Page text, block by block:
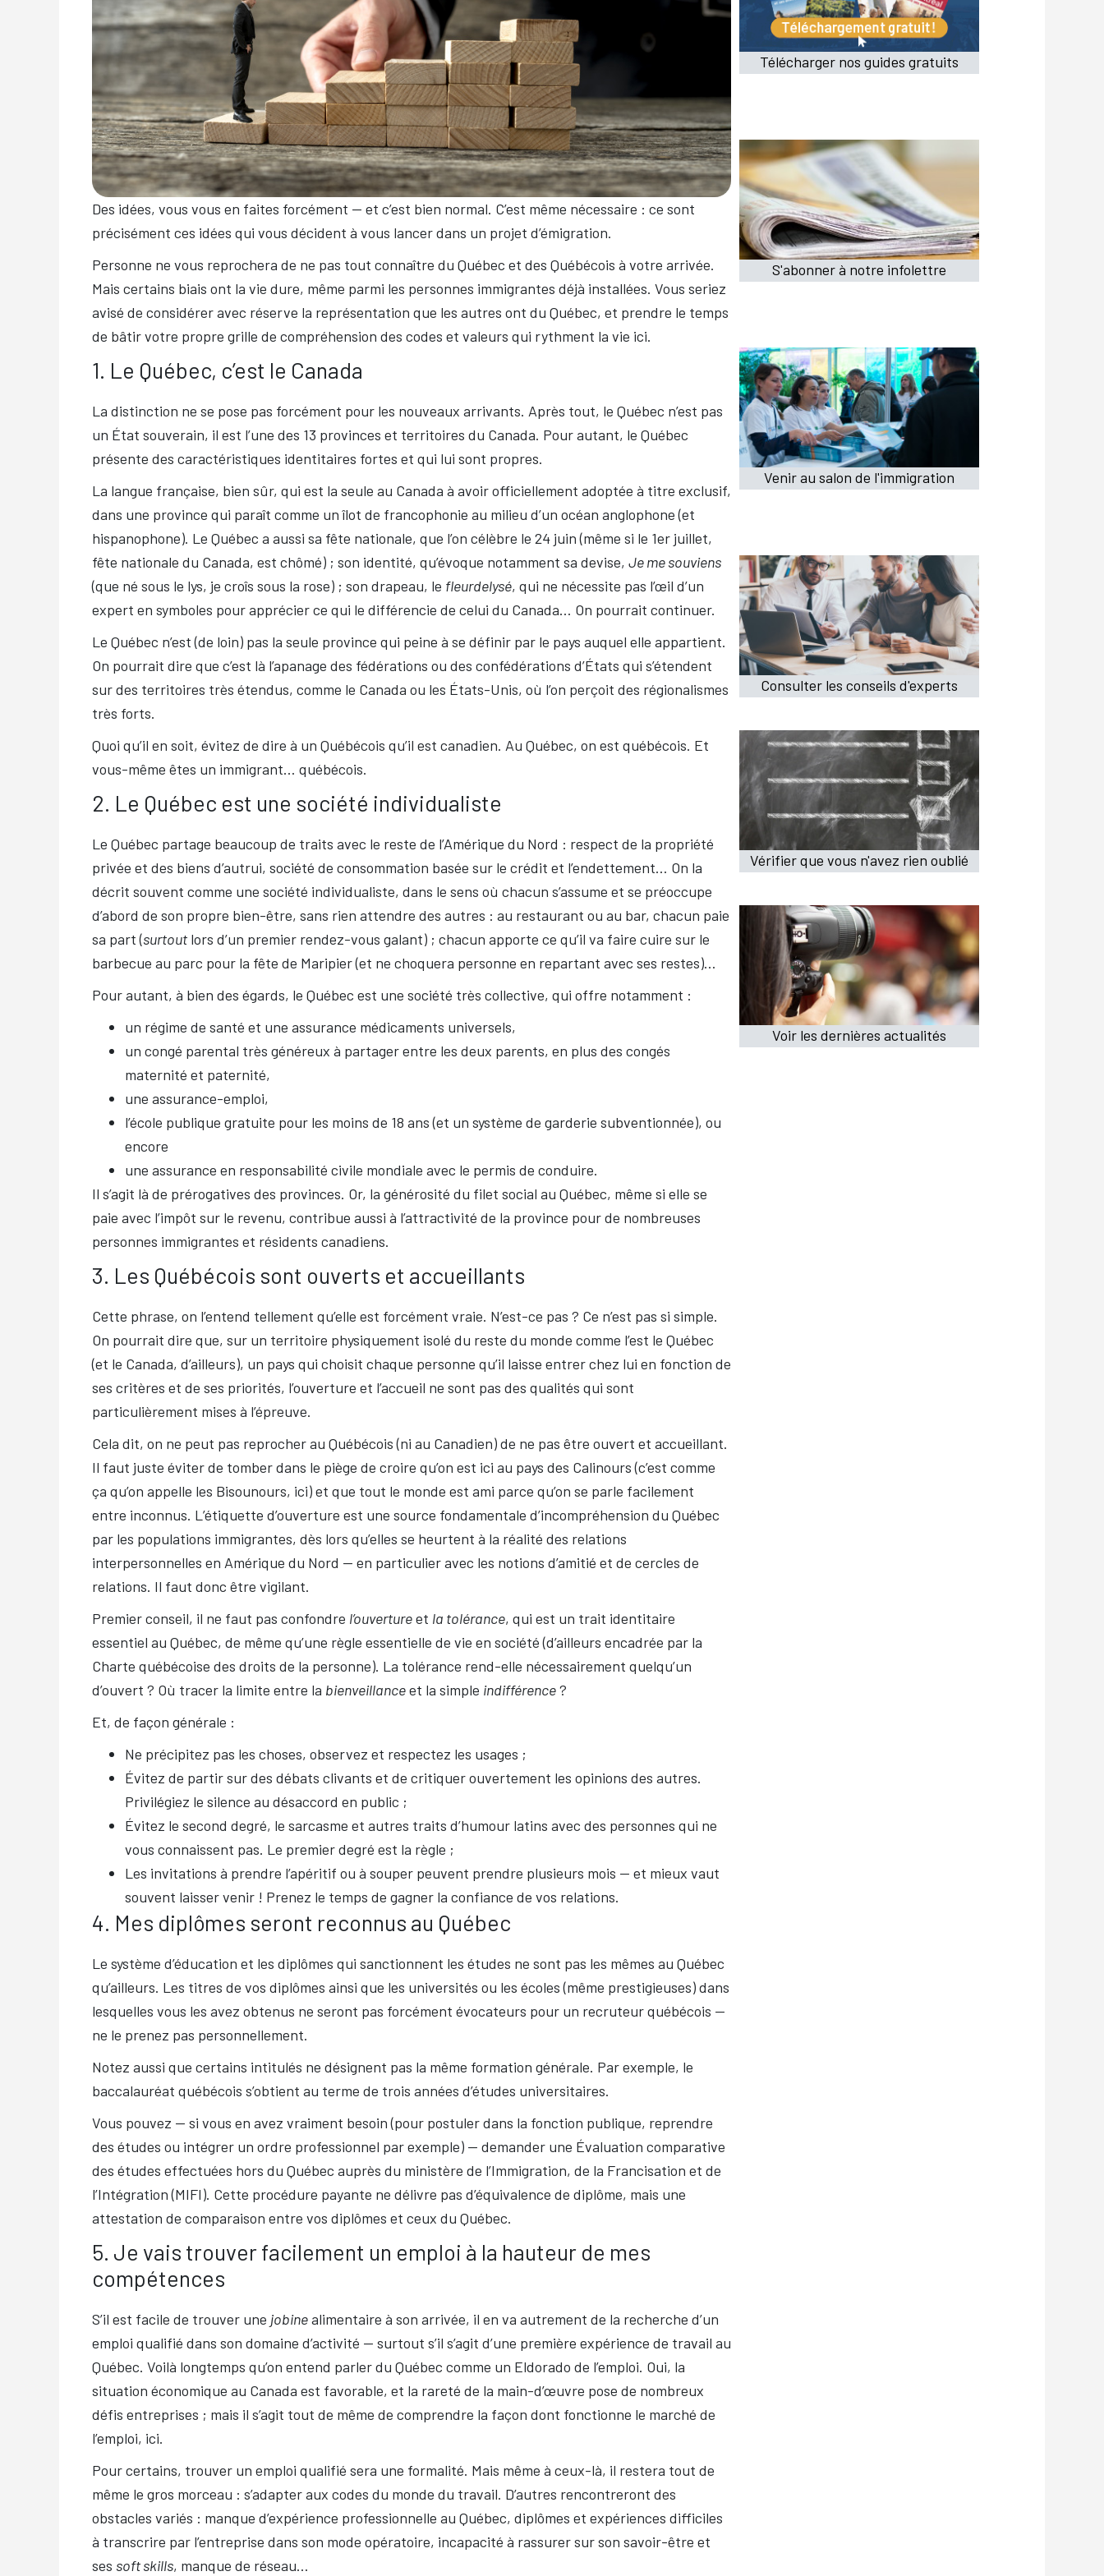
Des idées, vous vous en faites forcément — et c’est bien normal. C’est même nécessaire : ce sont
précisément ces idées qui vous décident à vous lancer dans un projet d’émigration.
Personne ne vous reprochera de ne pas tout connaître du Québec et des Québécois à votre arrivée.
Mais certains biais ont la vie dure, même parmi les personnes immigrantes déjà installées. Vous seriez
avisé de considérer avec réserve la représentation que les autres ont du Québec, et prendre le temps
de bâtir votre propre grille de compréhension des codes et valeurs qui rythment la vie ici.
1. Le Québec, c’est le Canada
La distinction ne se pose pas forcément pour les nouveaux arrivants. Après tout, le Québec n’est pas
un État souverain, il est l’une des 13 provinces et territoires du Canada. Pour autant, le Québec
présente des caractéristiques identitaires fortes et qui lui sont propres.
La langue française, bien sûr, qui est la seule au Canada à avoir officiellement adoptée à titre exclusif,
dans une province qui paraît comme un îlot de francophonie au milieu d’un océan anglophone (et
hispanophone). Le Québec a aussi sa fête nationale, que l’on célèbre le 24 juin (même si le 1er juillet,
fête nationale du Canada, est chômé) ; son identité, qu’évoque notamment sa devise, Je me souviens
(que né sous le lys, je croîs sous la rose) ; son drapeau, le fleurdelysé, qui ne nécessite pas l’œil d’un
expert en symboles pour apprécier ce qui le différencie de celui du Canada… On pourrait continuer.
Le Québec n’est (de loin) pas la seule province qui peine à se définir par le pays auquel elle appartient.
On pourrait dire que c’est là l’apanage des fédérations ou des confédérations d’États qui s’étendent
sur des territoires très étendus, comme le Canada ou les États-Unis, où l’on perçoit des régionalismes
très forts.
Quoi qu’il en soit, évitez de dire à un Québécois qu’il est canadien. Au Québec, on est québécois. Et
vous-même êtes un immigrant… québécois.
2. Le Québec est une société individualiste
Le Québec partage beaucoup de traits avec le reste de l’Amérique du Nord : respect de la propriété
privée et des biens d’autrui, société de consommation basée sur le crédit et l’endettement… On la
décrit souvent comme une société individualiste, dans le sens où chacun s’assume et se préoccupe
d’abord de son propre bien-être, sans rien attendre des autres : au restaurant ou au bar, chacun paie
sa part (surtout lors d’un premier rendez-vous galant) ; chacun apporte ce qu’il va faire cuire sur le
barbecue au parc pour la fête de Maripier (et ne choquera personne en repartant avec ses restes)…
Pour autant, à bien des égards, le Québec est une société très collective, qui offre notamment :
un régime de santé et une assurance médicaments universels,
un congé parental très généreux à partager entre les deux parents, en plus des congés
maternité et paternité,
une assurance-emploi,
l’école publique gratuite pour les moins de 18 ans (et un système de garderie subventionnée), ou
encore
une assurance en responsabilité civile mondiale avec le permis de conduire.
Il s’agit là de prérogatives des provinces. Or, la générosité du filet social au Québec, même si elle se
paie avec l’impôt sur le revenu, contribue aussi à l’attractivité de la province pour de nombreuses
personnes immigrantes et résidents canadiens.
3. Les Québécois sont ouverts et accueillants
Cette phrase, on l’entend tellement qu’elle est forcément vraie. N’est-ce pas ? Ce n’est pas si simple.
On pourrait dire que, sur un territoire physiquement isolé du reste du monde comme l’est le Québec
(et le Canada, d’ailleurs), un pays qui choisit chaque personne qu’il laisse entrer chez lui en fonction de
ses critères et de ses priorités, l’ouverture et l’accueil ne sont pas des qualités qui sont
particulièrement mises à l’épreuve.
Cela dit, on ne peut pas reprocher au Québécois (ni au Canadien) de ne pas être ouvert et accueillant.
Il faut juste éviter de tomber dans le piège de croire qu’on est ici au pays des Calinours (c’est comme
ça qu’on appelle les Bisounours, ici) et que tout le monde est ami parce qu’on se parle facilement
entre inconnus. L’étiquette d’ouverture est une source fondamentale d’incompréhension du Québec
par les populations immigrantes, dès lors qu’elles se heurtent à la réalité des relations
interpersonnelles en Amérique du Nord — en particulier avec les notions d’amitié et de cercles de
relations. Il faut donc être vigilant.
Premier conseil, il ne faut pas confondre l’ouvertureet la tolérance, qui est un trait identitaire
essentiel au Québec, de même qu’une règle essentielle de vie en société (d’ailleurs encadrée par la
Charte québécoise des droits de la personne). La tolérance rend-elle nécessairement quelqu’un
d’ouvert ? Où tracer la limite entre la bienveillanceet la simple indifférence?
Et, de façon générale :
Ne précipitez pas les choses, observez et respectez les usages ;
Évitez de partir sur des débats clivants et de critiquer ouvertement les opinions des autres.
Privilégiez le silence au désaccord en public ;
Évitez le second degré, le sarcasme et autres traits d’humour latins avec des personnes qui ne
vous connaissent pas. Le premier degré est la règle ;
Les invitations à prendre l’apéritif ou à souper peuvent prendre plusieurs mois — et mieux vaut
souvent laisser venir ! Prenez le temps de gagner la confiance de vos relations.
4. Mes diplômes seront reconnus au Québec
Le système d’éducation et les diplômes qui sanctionnent les études ne sont pas les mêmes au Québec
qu’ailleurs. Les titres de vos diplômes ainsi que les universités ou les écoles (même prestigieuses) dans
lesquelles vous les avez obtenus ne seront pas forcément évocateurs pour un recruteur québécois —
ne le prenez pas personnellement.
Notez aussi que certains intitulés ne désignent pas la même formation générale. Par exemple, le
baccalauréat québécois s’obtient au terme de trois années d’études universitaires.
Vous pouvez — si vous en avez vraiment besoin (pour postuler dans la fonction publique, reprendre
des études ou intégrer un ordre professionnel par exemple) — demander une Évaluation comparative
des études effectuées hors du Québec auprès du ministère de l’Immigration, de la Francisation et de
l’Intégration (MIFI). Cette procédure payante ne délivre pas d’équivalence de diplôme, mais une
attestation de comparaison entre vos diplômes et ceux du Québec.
5. Je vais trouver facilement un emploi à la hauteur de mes
compétences
S’il est facile de trouver une jobinealimentaire à son arrivée, il en va autrement de la recherche d’un
emploi qualifié dans son domaine d’activité — surtout s’il s’agit d’une première expérience de travail au
Québec. Voilà longtemps qu’on entend parler du Québec comme un Eldorado de l’emploi. Oui, la
situation économique au Canada est favorable, et la rareté de la main-d’œuvre pose de nombreux
défis entreprises ; mais il s’agit tout de même de comprendre la façon dont fonctionne le marché de
l’emploi, ici.
Pour certains, trouver un emploi qualifié sera une formalité. Mais même à ceux-là, il restera tout de
même le gros morceau : s’adapter aux codes du monde du travail. D’autres rencontreront des
obstacles variés : manque d’expérience professionnelle au Québec, diplômes et expériences difficiles
à transcrire par l’entreprise dans son mode opératoire, incapacité à rassurer sur son savoir-être et
ses soft skills, manque de réseau…
Télécharger nos guides gratuits
S'abonner à notre infolettre
Venir au salon de l'immigration
Consulter les conseils d'experts
Vérifier que vous n'avez rien oublié
Voir les dernières actualités